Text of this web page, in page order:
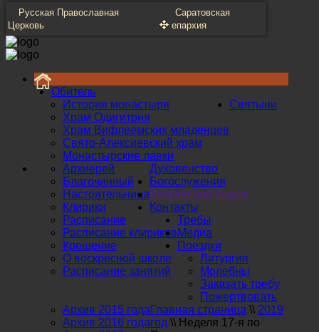
Русская Православная
Церковь
Саратовская
епархия
Обитель
История монастыря
Храм Одигитрия
Храм Вифлеемских младенцев
Свято-Алексиевский храм
Монастырские лавки
Святыни
Духовенство
Архиерей
Благочинный
Настоятельница
Клирики
Богослужения
Расписание
Расписание клириков
Крещение
Воскресная школа
О воскресной школе
Расписание занятий
Контакты
Требы
Литургия
Молебны
Заказать требу
Пожертвовать
Медиа
Архив 2015 года
Архив 2016 года
Поездки
Главная страница \\ 2019
год \\ Неделя 17-я по